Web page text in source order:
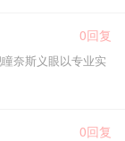
0回复
奈斯义眼以专业实
0回复